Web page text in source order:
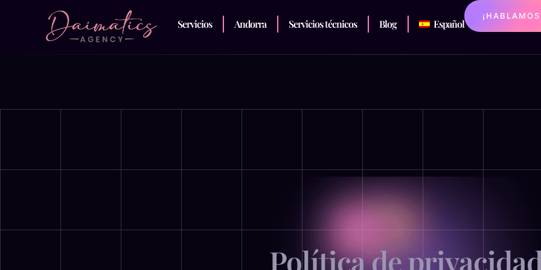
Servicios Andorra Servicios técnicos Blog Español
Política de